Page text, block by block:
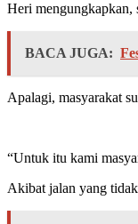
Heri mengungkapkan,
BACA JUGA:
Apalagi, masyarakat
“Untuk itu kami
Akibat jalan yang